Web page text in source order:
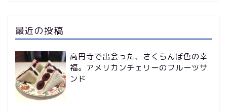
最近の投稿
高円寺で出会った、さくらんぼ色の幸
福。アメリカンチェリーのフルーツサ
ンド